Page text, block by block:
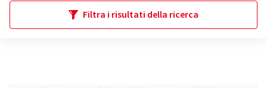
Filtra i risultati della ricerca